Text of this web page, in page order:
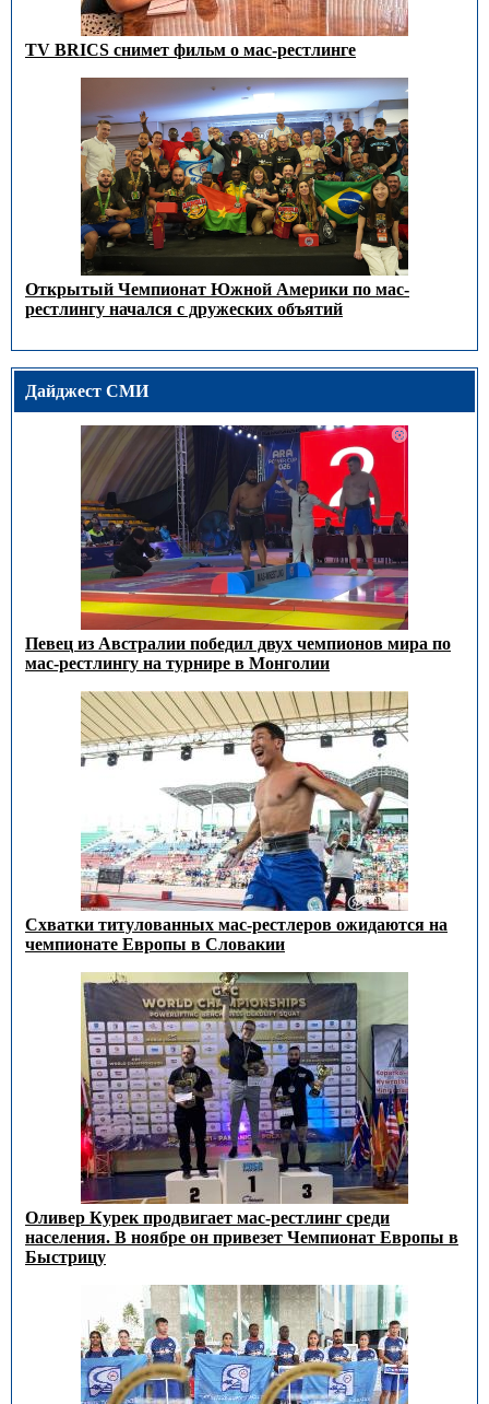
TV BRICS снимет фильм о мас-рестлинге
Открытый Чемпионат Южной Америки по мас-
рестлингу начался с дружеских объятий
Дайджест СМИ
Певец из Австралии победил двух чемпионов мира по
мас-рестлингу на турнире в Монголии
Схватки титулованных мас-рестлеров ожидаются на
чемпионате Европы в Словакии
Оливер Курек продвигает мас-рестлинг среди
населения. В ноябре он привезет Чемпионат Европы в
Быстрицу